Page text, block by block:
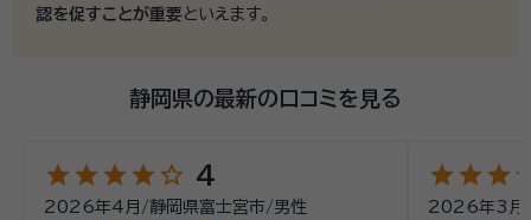
お受けします。 令和5年4月スタートの「相続土地国庫帰
認を促すことが重要といえます。
静岡県の最新の口コミを見る
starstarstarstarstar_outline 4
2026年4月 /静岡県富士宮市/男性
starstarstar
2026年3月